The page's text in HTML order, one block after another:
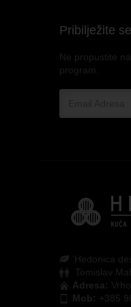
Pribilježite
Ne propustite
program.
‘Hedonica
Tomislav
Adresa:
Mob: +385